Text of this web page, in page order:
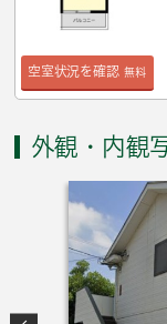
空室状況を確認 無料
外観・内観